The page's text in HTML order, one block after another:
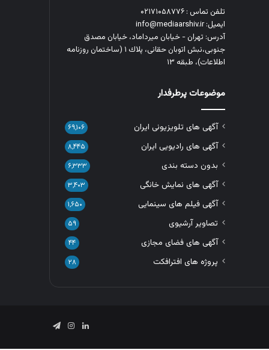
تلفن تماس : ۰۲۱۷۱۰۵۸۷۷۶
ایمیل: info@mediaarshiv.ir
آدرس: تهران - خیابان میرداماد، خیابان مصدق
جنوبی،نبش اتوبان حقانی، پلاك ١ (ساختمان روزنامه
اطلاعات)، طبقه ۱۳
موضوعات پرطرفدار
آگهی های تلویزیونی ایران ۶۹,۱۰۶
آگهی های رادیویی ایران ۸,۴۴۵
بدون دسته بندی ۶,۳۳۳
آگهی های نمایش خانگی ۳,۴۰۳
آگهی فیلم های سینمایی ۱,۶۵۰
تصاویر آرشیوی ۵۹
آگهی های فضای مجازی ۴۴
پروژه های افترافکت ۲۸
لینکدیناینستاگرام
تلگرام